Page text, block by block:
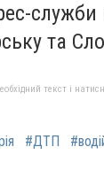
служби
та
текст і
#ДТП